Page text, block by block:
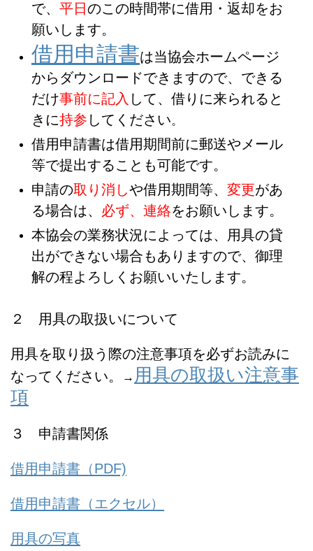
で、 平日 のこの時間帯に借用・返却をお
願いします。
借用申請書は当協会ホームページ
からダウンロードできますので、できる
だけ事前に記入 して、借りに来られると
きに持参 してください。
借用申請書は借用期間前に郵送やメール
等で提出することも可能です。
申請の取り消しや借用期間等、 変更があ
る場合は、 必ず、連絡をお願いします。
本協会の業務状況によっては、用具の貸
出ができない場合もありますので、御理
解の程よろしくお願いいたします。
２ 用具の取扱いについて
用具を取り扱う際の注意事項を必ずお読みに
なってください。
→ 用具の取扱い注意事
項
３ 申請書関係
借用申請書（PDF)
借用申請書（エクセル）
用具の写真